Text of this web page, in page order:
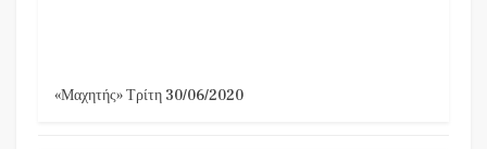
«Μαχητής» Τρίτη 30/06/2020